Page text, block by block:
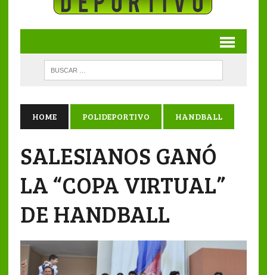
HOME POLIDEPORTIVO HANDBALL
SALESIANOS GANÓ
LA “COPA VIRTUAL”
DE HANDBALL